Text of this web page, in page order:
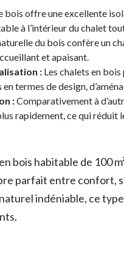
bois offre une excellente
à l’intérieur du chalet tout
du bois confère un
et apaisant.
: Les chalets en
termes de design,
:Comparativement à
rapidement, ce qui réduit
bois habitable de 100
parfait entre confort,
indéniable, ce